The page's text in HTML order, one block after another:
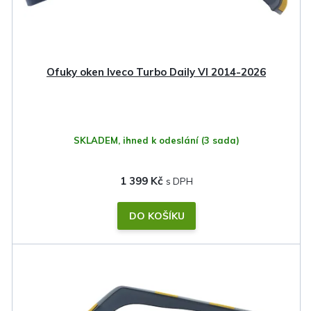
Ofuky oken Iveco Turbo Daily VI 2014-2026
SKLADEM, ihned k odeslání (3 sada)
1 399 Kč
DO KOŠÍKU